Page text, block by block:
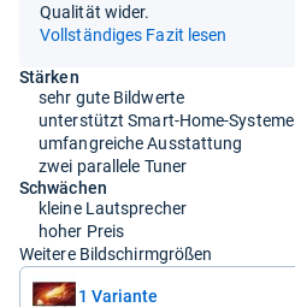
Qualität wider.
Vollständiges Fazit lesen
Stärken
sehr gute Bildwerte
unterstützt Smart-Home-Systeme
umfangreiche Ausstattung
zwei parallele Tuner
Schwächen
kleine Lautsprecher
hoher Preis
Weitere Bildschirmgrößen
1 Variante